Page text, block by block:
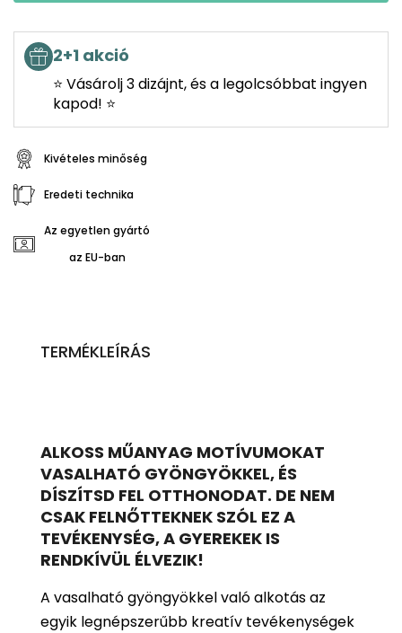
2+1 akció
⭐ Vásárolj 3 dizájnt, és a legolcsóbbat ingyen
kapod! ⭐
Kivételes minőség
Eredeti technika
Az egyetlen gyártó
az EU-ban
TERMÉKLEÍRÁS
ALKOSS MŰANYAG MOTÍVUMOKAT
VASALHATÓ GYÖNGYÖKKEL, ÉS
DÍSZÍTSD FEL OTTHONODAT. DE NEM
CSAK FELNŐTTEKNEK SZÓL EZ A
TEVÉKENYSÉG, A GYEREKEK IS
RENDKÍVÜL ÉLVEZIK!
A vasalható gyöngyökkel való alkotás az
egyik legnépszerűbb kreatív tevékenységek